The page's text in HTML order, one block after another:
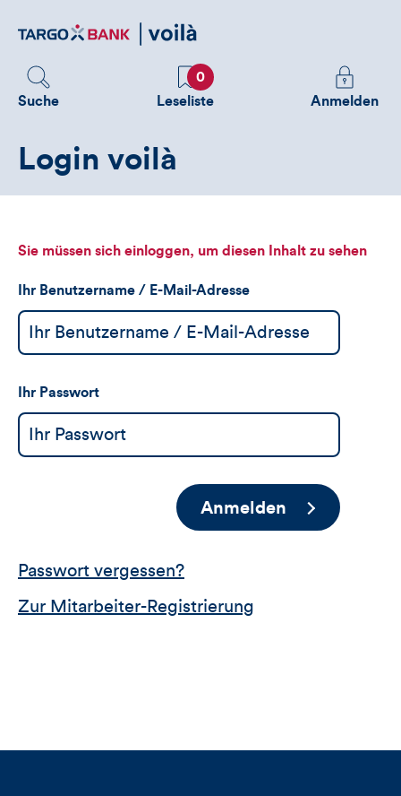
zum
Suche
Favoriten
0
Leseliste
Melden
Sie
sehen
Anmelden
Login voilà
Sie müssen sich einloggen, um diesen Inhalt zu sehen
Ihr Benutzername / E-Mail-Adresse
Ihr Passwort
Anmelden
Passwort vergessen?
Zur Mitarbeiter-Registrierung